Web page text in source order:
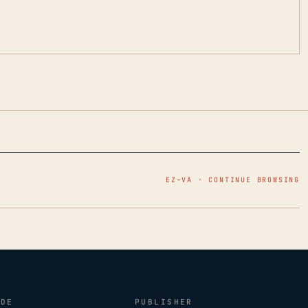
EZ–VA · CONTINUE BROWSING
PUBLISHER